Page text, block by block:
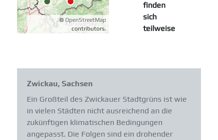
Zwickau, Sachsen
Ein Großteil des Zwickauer Stadtgrüns ist wie
in vielen Städten nicht ausreichend an die
zukünftigen klimatischen Bedingungen
angepasst. Die Folgen sind ein drohender